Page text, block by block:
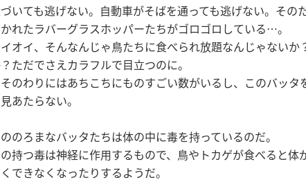
いても逃げない。自動車がそばを通っても逃げない。その
れたラバーグラスホッパーたちがゴロゴロしている…。
オイ、そんなんじゃ鳥たちに食べられ放題なんじゃないか
ただでさえカラフルで目立つのに。
のわりにはあちこちにものすごい数がいるし、このバッタ
あたらない。
のろまなバッタたちは体の中に毒を持っているのだ。
持つ毒は神経に作用するもので、鳥やトカゲが食べると体
できなくなったりするようだ。